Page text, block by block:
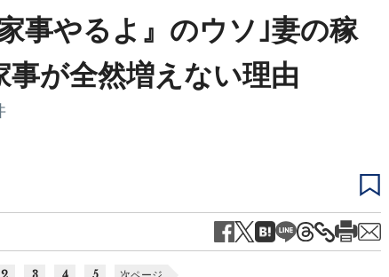
事やるよ』のウソ｣妻の稼
が全然増えない理由